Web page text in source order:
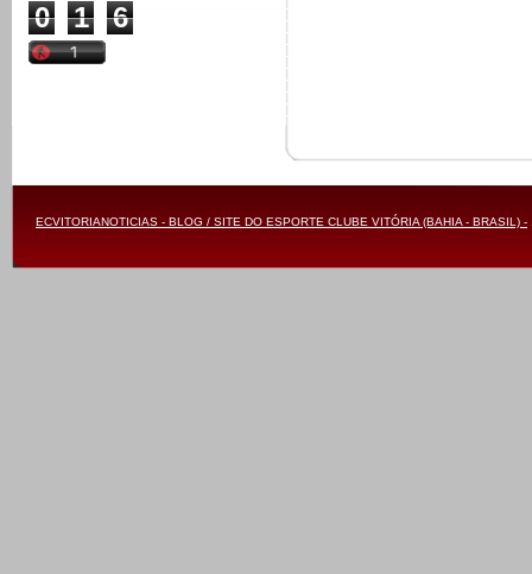
0
1 6
ECVITORIANOTICIAS - BLOG / SITE DO ESPORTE CLUBE VITÓRIA (BAHIA - BRASIL) -